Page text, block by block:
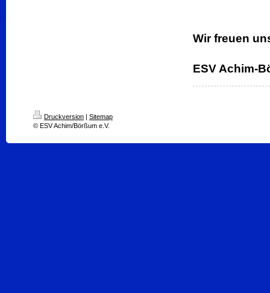
Wir freuen
ESV Achim-
Druckversion | Sitemap
© ESV Achim/Börßum e.V.